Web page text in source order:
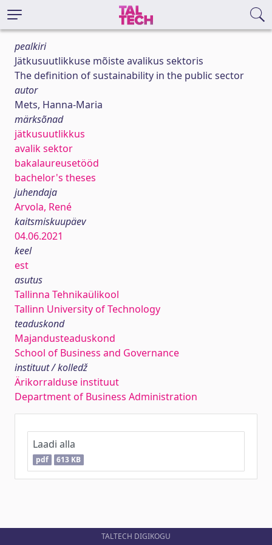
pealkiri
Jätkusuutlikkuse mõiste avalikus sektoris
The definition of sustainability in the public sector
autor
Mets, Hanna-Maria
märksõnad
jätkusuutlikkus
avalik sektor
bakalaureusetööd
bachelor's theses
juhendaja
Arvola, René
kaitsmiskuupäev
04.06.2021
keel
est
asutus
Tallinna Tehnikaülikool
Tallinn University of Technology
teaduskond
Majandusteaduskond
School of Business and Governance
instituut / kolledž
Ärikorralduse instituut
Department of Business Administration
Laadi alla
pdf 613 KB
TALTECH DIGIKOGU